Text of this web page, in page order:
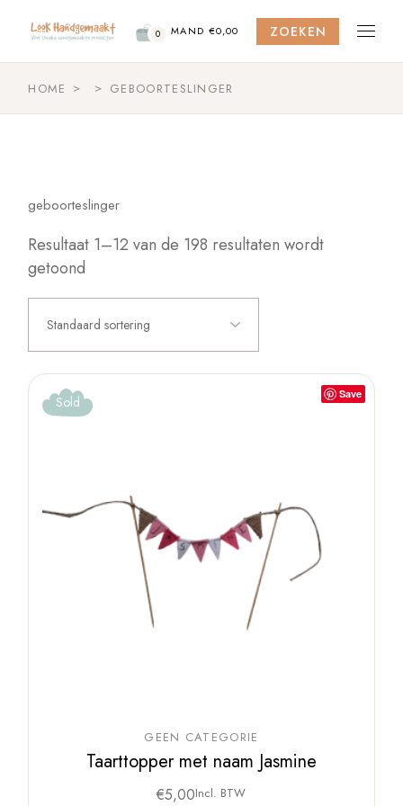
content
0 MAND €0,00 ZOEKEN
HOME GEBOORTESLINGER
geboorteslinger
Resultaat 1–12 van de 198 resultaten wordt
getoond
Standaard sortering
Save
Sold
GEEN CATEGORIE
Taarttopper met naam Jasmine
€5,00Incl. BTW